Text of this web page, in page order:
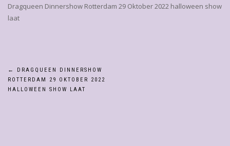
Dragqueen Dinnershow Rotterdam 29 Oktober 2022 halloween show
laat
Bericht
navigatie
←
DRAGQUEEN DINNERSHOW
ROTTERDAM 29 OKTOBER 2022
HALLOWEEN SHOW LAAT